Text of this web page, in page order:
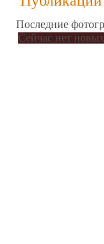
Последние
Сейчас нет